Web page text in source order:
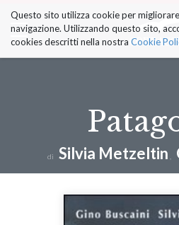
ai
contenuti.
|
Salta
Questo sito utilizza cookie per
navigazione. Utilizzando questo sito,
cookies descritti nella nostra Cookie
di Silvia Metzeltin